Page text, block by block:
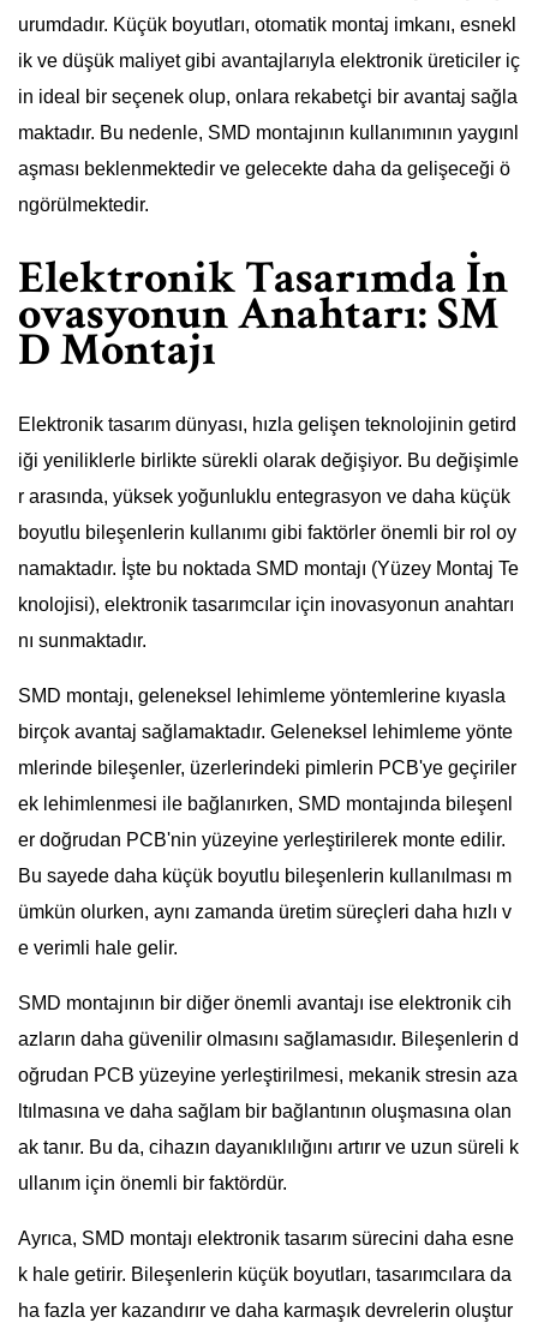
urumdadır. Küçük boyutları, otomatik montaj imkanı, esnekl
ik ve düşük maliyet gibi avantajlarıyla elektronik üreticiler iç
in ideal bir seçenek olup, onlara rekabetçi bir avantaj sağla
maktadır. Bu nedenle, SMD montajının kullanımının yaygınl
aşması beklenmektedir ve gelecekte daha da gelişeceği ö
ngörülmektedir.
Elektronik Tasarımda İn
ovasyonun Anahtarı: SM
D Montajı
Elektronik tasarım dünyası, hızla gelişen teknolojinin getird
iği yeniliklerle birlikte sürekli olarak değişiyor. Bu değişimle
r arasında, yüksek yoğunluklu entegrasyon ve daha küçük
boyutlu bileşenlerin kullanımı gibi faktörler önemli bir rol oy
namaktadır. İşte bu noktada SMD montajı (Yüzey Montaj Te
knolojisi), elektronik tasarımcılar için inovasyonun anahtarı
nı sunmaktadır.
SMD montajı, geleneksel lehimleme yöntemlerine kıyasla
birçok avantaj sağlamaktadır. Geleneksel lehimleme yönte
mlerinde bileşenler, üzerlerindeki pimlerin PCB'ye geçiriler
ek lehimlenmesi ile bağlanırken, SMD montajında bileşenl
er doğrudan PCB'nin yüzeyine yerleştirilerek monte edilir.
Bu sayede daha küçük boyutlu bileşenlerin kullanılması m
ümkün olurken, aynı zamanda üretim süreçleri daha hızlı v
e verimli hale gelir.
SMD montajının bir diğer önemli avantajı ise elektronik cih
azların daha güvenilir olmasını sağlamasıdır. Bileşenlerin d
oğrudan PCB yüzeyine yerleştirilmesi, mekanik stresin aza
ltılmasına ve daha sağlam bir bağlantının oluşmasına olan
ak tanır. Bu da, cihazın dayanıklılığını artırır ve uzun süreli k
ullanım için önemli bir faktördür.
Ayrıca, SMD montajı elektronik tasarım sürecini daha esne
k hale getirir. Bileşenlerin küçük boyutları, tasarımcılara da
ha fazla yer kazandırır ve daha karmaşık devrelerin oluştur